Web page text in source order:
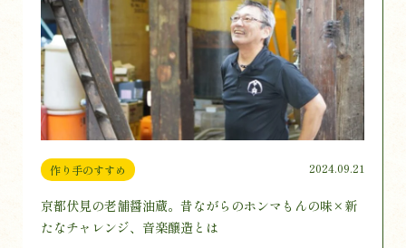
作り手のすすめ 2024.09.21
京都伏見の老舗醤油蔵。昔ながらのホンマもんの味×新
たなチャレンジ、音楽醸造とは